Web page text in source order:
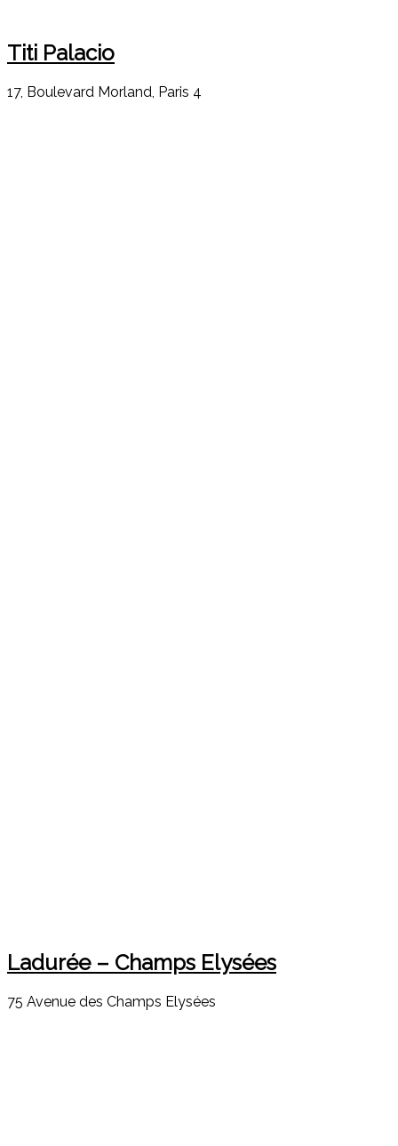
Titi Palacio
17, Boulevard Morland, Paris 4
Ladurée – Champs Elysées
75 Avenue des Champs Elysées